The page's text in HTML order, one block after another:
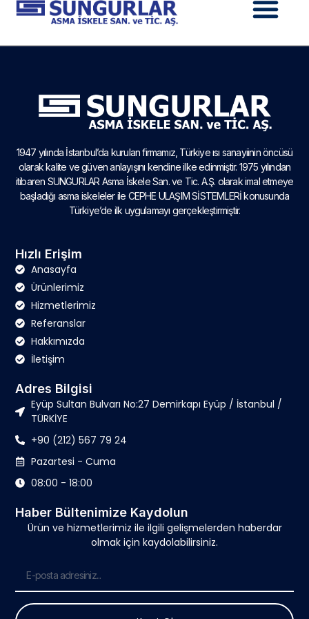
1947 yılında İstanbul’da kurulan firmamız, Türkiye ısı sanayiinin öncüsü
olarak kalite ve güven anlayışını kendine ilke edinmiştir. 1975 yılından
itibaren SUNGURLAR Asma İskele San. ve Tic. A.Ş. olarak imal etmeye
başladığı asma iskeleler ile CEPHE ULAŞIM SİSTEMLERİ konusunda
Türkiye’de ilk uygulamayı gerçekleştirmiştir.
Hızlı Erişim
Anasayfa
Ürünlerimiz
Hizmetlerimiz
Referanslar
Hakkımızda
İletişim
Adres Bilgisi
Eyüp Sultan Bulvarı No:27 Demirkapı Eyüp / İstanbul /
TÜRKİYE
+90 (212) 567 79 24
Pazartesi - Cuma
08:00 - 18:00
Haber Bültenimize Kaydolun
Ürün ve hizmetlerimiz ile ilgili gelişmelerden haberdar
olmak için kaydolabilirsiniz.